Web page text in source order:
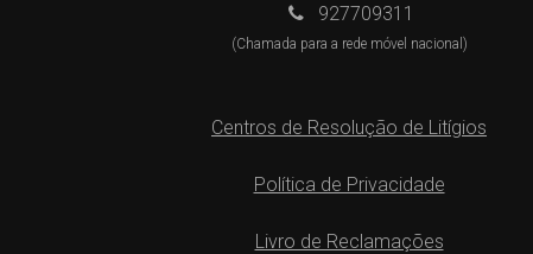
927709311
(Chamada para a rede móvel nacional)
Centros de Resolução de Litígios
Política de Privacidade
Livro de Reclamações